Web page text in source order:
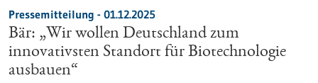
Pressemitteilung - 01.12.2025
Bär: „Wir wollen Deutschland zum
innovativsten Standort für Biotechnologie
ausbauen“